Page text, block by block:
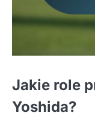
Jakie role
Yoshida?